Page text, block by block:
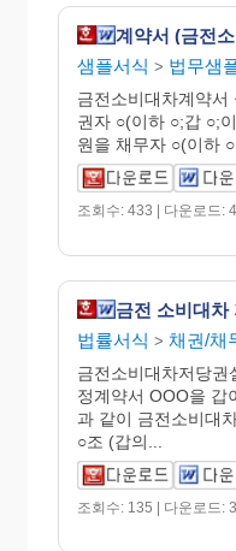
계약서 (금전
샘플서식 > 법무샘
금전소비대차계약서
권자 ○(이하 ○;갑 ○;
원을 채무자 ○(이하
조회수: 433 | 다운로드:
금전 소비대차
법률서식 > 채권/채
금전소비대차저당권
정계약서 OOO을 갑
과 같이 금전소비대
○조 (갑의...
조회수: 135 | 다운로드: